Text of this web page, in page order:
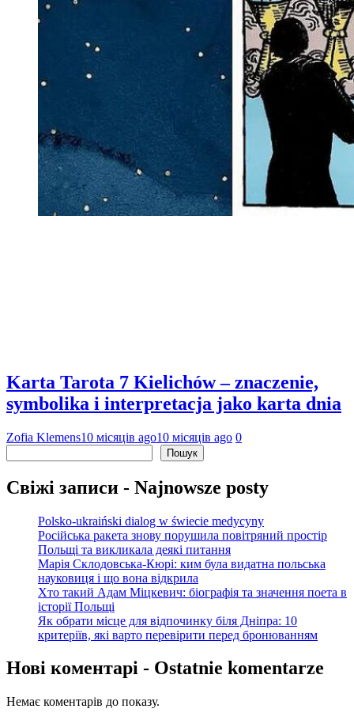
Karta Tarota 7 Kielichów – znaczenie,
symbolika i interpretacja jako karta dnia
Zofia Klemens10 місяців ago10 місяців ago 0
Пошук
Свіжі записи - Najnowsze posty
Polsko-ukraiński dialog w świecie medycyny
Російська ракета знову порушила повітряний простір
Польщі та викликала деякі питання
Марія Склодовська-Кюрі: ким була видатна польська
науковиця і що вона відкрила
Хто такий Адам Міцкевич: біографія та значення поета в
історії Польщі
Як обрати місце для відпочинку біля Дніпра: 10
критеріїв, які варто перевірити перед бронюванням
Нові коментарі - Ostatnie komentarze
Немає коментарів до показу.